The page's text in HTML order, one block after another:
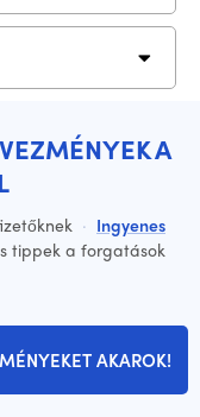
A
· Ingyenes
tippek a forgatások
AKAROK!